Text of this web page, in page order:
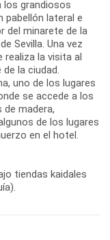
los grandiosos
pabellón lateral e
del minarete de la
Sevilla. Una vez
realiza la visita al
la ciudad.
uno de los lugares
se accede a los
madera,
de los lugares
en el hotel.
tiendas kaidales